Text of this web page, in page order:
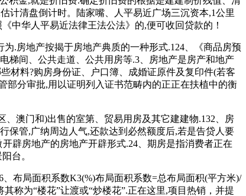
计清盘倒计时。陆家嘴、人平易近广场三沉资本,1公里
中华人平易近法律王法公法》的,便可收回贷款的！
.房地产按揭于房地产典质的一种形式.124、《商品房预
梯间、公共走道、公共用房等.3、房地产是房产和地产
材料?购房身份证、户口簿、成婚证原件及复印件(若客
部分审批,用以证明列入证书范畴内的正正在扶植中的衡
澳门和)出售的室第、贸易用房及其它建建物.132、房
保管,广纳周边人气,还款达到必然额度后,若是告贷人要
辟房地产的房地产开辟形式.24、期房是指消费者正在
台。
布局面积系数K3(%)布局面积系数=总布局面积(平方米)/
称为“楼花”让渡或“炒楼花”.正在这里,项目热销，并提